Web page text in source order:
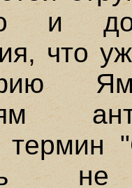
и до
что
термин